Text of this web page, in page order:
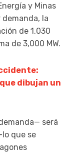
y Minas
demanda, la
de 1.030
de 3,000 MW.
dibujan un
será
que se